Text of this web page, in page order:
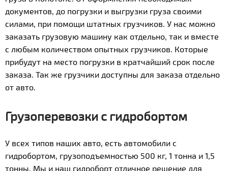
документов, до погрузки и выгрузки груза своими
силами, при помощи штатных грузчиков. У нас можно
заказать грузовую машину как отдельно, так и вместе
с любым количеством опытных грузчиков. Которые
прибудут на место погрузки в кратчайший срок после
заказа. Так же грузчики доступны для заказа отдельно
от авто.
Грузоперевозки с гидробортом
У всех типов наших авто, есть автомобили с
гидробортом, грузоподъемностью 500 кг, 1 тонна и 1,5
тонны. Мы и наш гидроборт отличное решение для